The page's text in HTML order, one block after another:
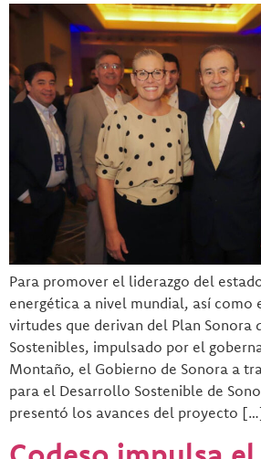
Para promover el liderazgo del
energética a nivel mundial, así como
virtudes que derivan del Plan Sonora
Sostenibles, impulsado por el
Montaño, el Gobierno de Sonora a
para el Desarrollo Sostenible de
presentó los avances del proyecto